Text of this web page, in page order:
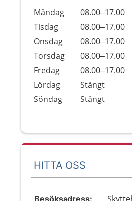
Dag
Öppettider
Kommentarer
Måndag
08.00–17.00
Tisdag
08.00–17.00
Onsdag
08.00–17.00
Torsdag
08.00–17.00
Fredag
08.00–17.00
Lördag
Stängt
Söndag
Stängt
HITTA OSS
Besöksadress: